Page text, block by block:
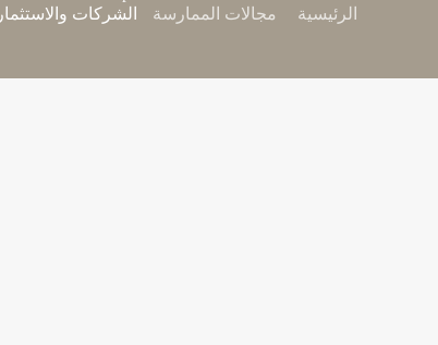
الرئيسية
مجالات الممارسة الشركات والاستثمار